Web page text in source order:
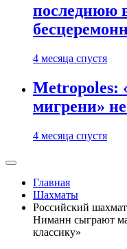
последнюю
4 месяца спустя
Metropoles:
мигрени»
4 месяца спустя
Главная
Шахматы
Российский
Ниманн сыграют
классику»